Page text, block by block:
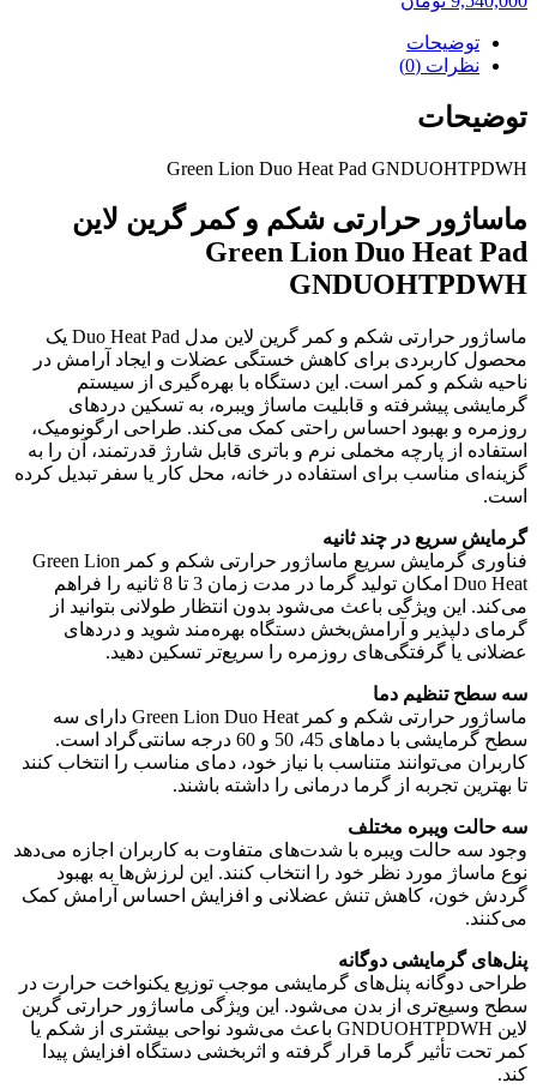
توضیحات
نظرات (0)
توضیحات
Green Lion Duo Heat Pad GNDUOHTPDWH
ماساژور حرارتی شکم و کمر گرین لاین
Green Lion Duo Heat Pad
GNDUOHTPDWH
ماساژور حرارتی شکم و کمر گرین لاین مدل Duo Heat Pad یک
محصول کاربردی برای کاهش خستگی عضلات و ایجاد آرامش در
ناحیه شکم و کمر است. این دستگاه با بهره‌گیری از سیستم
گرمایشی پیشرفته و قابلیت ماساژ ویبره، به تسکین دردهای
روزمره و بهبود احساس راحتی کمک می‌کند. طراحی ارگونومیک،
استفاده از پارچه مخملی نرم و باتری قابل شارژ قدرتمند، آن را به
گزینه‌ای مناسب برای استفاده در خانه، محل کار یا سفر تبدیل کرده
است.
گرمایش سریع در چند ثانیه
فناوری گرمایش سریع ماساژور حرارتی شکم و کمر Green Lion
Duo Heat امکان تولید گرما در مدت زمان 3 تا 8 ثانیه را فراهم
می‌کند. این ویژگی باعث می‌شود بدون انتظار طولانی بتوانید از
گرمای دلپذیر و آرامش‌بخش دستگاه بهره‌مند شوید و دردهای
عضلانی یا گرفتگی‌های روزمره را سریع‌تر تسکین دهید.
سه سطح تنظیم دما
ماساژور حرارتی شکم و کمر Green Lion Duo Heat دارای سه
سطح گرمایشی با دماهای 45، 50 و 60 درجه سانتی‌گراد است.
کاربران می‌توانند متناسب با نیاز خود، دمای مناسب را انتخاب کنند
تا بهترین تجربه از گرما درمانی را داشته باشند.
سه حالت ویبره مختلف
وجود سه حالت ویبره با شدت‌های متفاوت به کاربران اجازه می‌دهد
نوع ماساژ مورد نظر خود را انتخاب کنند. این لرزش‌ها به بهبود
گردش خون، کاهش تنش عضلانی و افزایش احساس آرامش کمک
می‌کنند.
پنل‌های گرمایشی دوگانه
طراحی دوگانه پنل‌های گرمایشی موجب توزیع یکنواخت حرارت در
سطح وسیع‌تری از بدن می‌شود. این ویژگی ماساژور حرارتی گرین
لاین GNDUOHTPDWH باعث می‌شود نواحی بیشتری از شکم یا
کمر تحت تأثیر گرما قرار گرفته و اثربخشی دستگاه افزایش پیدا
کند.